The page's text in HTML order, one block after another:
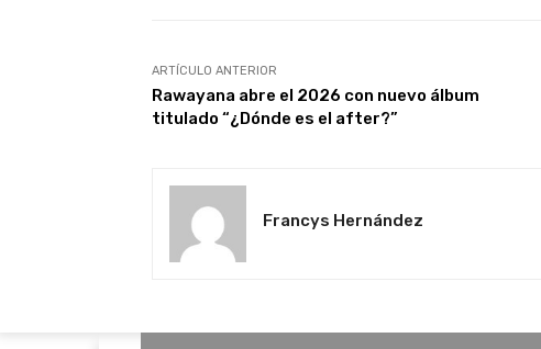
ARTÍCULO ANTERIOR
Rawayana abre el 2026 con nuevo álbum
titulado “¿Dónde es el after?”
Francys Hernández